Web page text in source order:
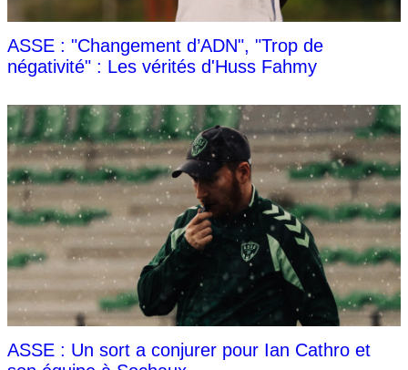
ASSE : "Changement d’ADN", "Trop de
négativité" : Les vérités d'Huss Fahmy
ASSE : Un sort a conjurer pour Ian Cathro et